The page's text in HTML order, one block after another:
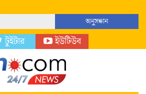
টুইটার ইউটিউব